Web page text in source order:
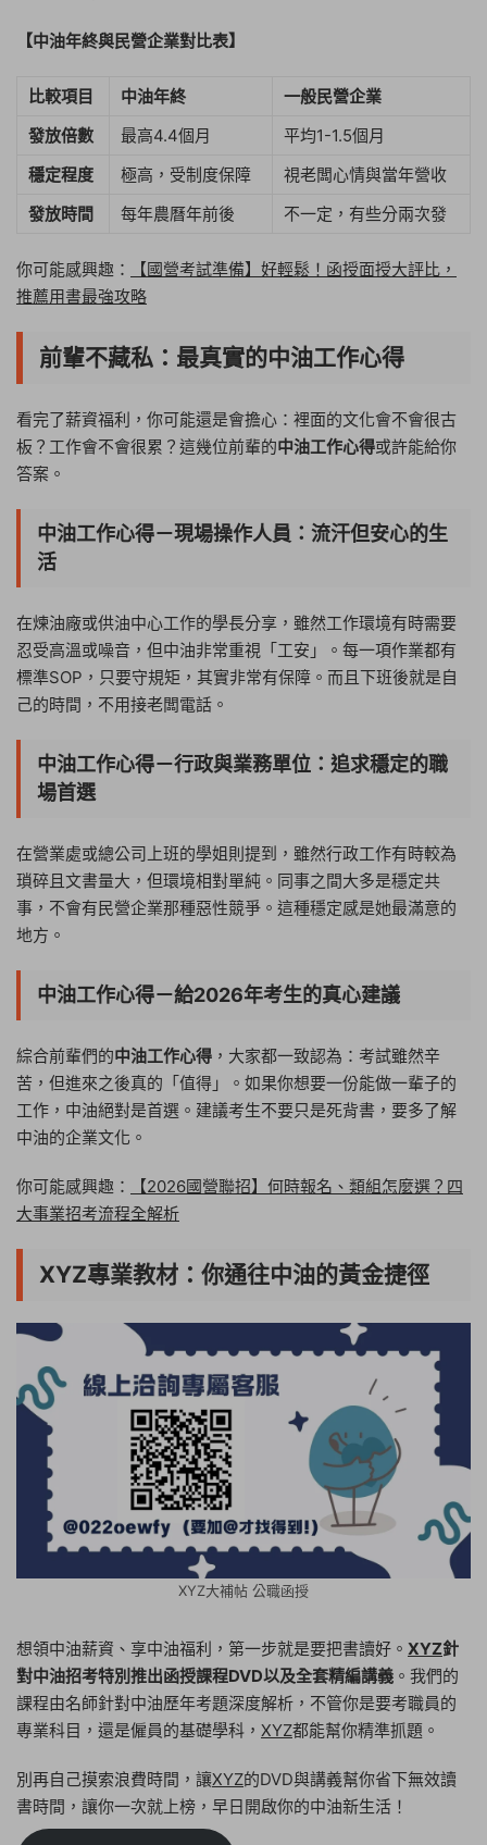
【中油年終與民營企業對比表】
比較項目 中油年終
一般民營企業
發放倍數
最高4.4個月
平均1-1.5個月
穩定程度
極高，受制度保障
視老闆心情與當年營收
發放時間
每年農曆年前後 不一定，有些分兩次發
你可能感興趣：
【國營考試準備】好輕鬆！函授面授大評比，
推薦用書最強攻略
前輩不藏私：最真實的中油工作心得
看完了薪資福利，你可能還是會擔心：裡面的文化會不會很古
板？工作會不會很累？這幾位前輩的中油工作心得或許能給你
答案。
中油工作心得－現場操作人員：流汗但安心的生
活
在煉油廠或供油中心工作的學長分享，雖然工作環境有時需要
忍受高溫或噪音，但中油非常重視「工安」。每一項作業都有
標準SOP，只要守規矩，其實非常有保障。而且下班後就是自
己的時間，不用接老闆電話。
中油工作心得－行政與業務單位：追求穩定的職
場首選
在營業處或總公司上班的學姐則提到，雖然行政工作有時較為
瑣碎且文書量大，但環境相對單純。同事之間大多是穩定共
事，不會有民營企業那種惡性競爭。這種穩定感是她最滿意的
地方。
中油工作心得－給2026年考生的真心建議
綜合前輩們的中油工作心得 ，大家都一致認為：考試雖然辛
苦，但進來之後真的「值得」。如果你想要一份能做一輩子的
工作，中油絕對是首選。建議考生不要只是死背書，要多了解
中油的企業文化。
你可能感興趣：
【2026國營聯招】何時報名、類組怎麼選？四
大事業招考流程全解析
XYZ專業教材：你通往中油的黃金捷徑
XYZ大補帖 公職函授
想領中油薪資、享中油福利，第一步就是要把書讀好。 XYZ針
對中油招考特別推出函授課程DVD以及全套精編講義 。我們的
課程由名師針對中油歷年考題深度解析，不管你是要考職員的
專業科目，還是僱員的基礎學科， XYZ都能幫你精準抓題。
別再自己摸索浪費時間，讓XYZ的DVD與講義幫你省下無效讀
書時間，讓你一次就上榜，早日開啟你的中油新生活！